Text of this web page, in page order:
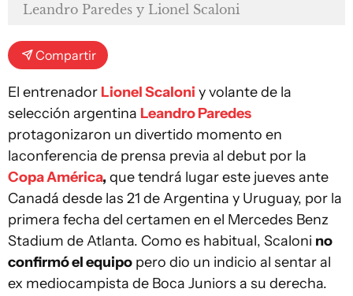
Leandro Paredes y Lionel Scaloni
Compartir
El entrenador Lionel Scaloni y volante de la
selección argentina Leandro Paredes
protagonizaron un divertido momento en
laconferencia de prensa previa al debut por la
Copa América, que tendrá lugar este jueves ante
Canadá desde las 21 de Argentina y Uruguay, por la
primera fecha del certamen en el Mercedes Benz
Stadium de Atlanta. Como es habitual, Scaloni no
confirmó el equipo pero dio un indicio al sentar al
ex mediocampista de Boca Juniors a su derecha.